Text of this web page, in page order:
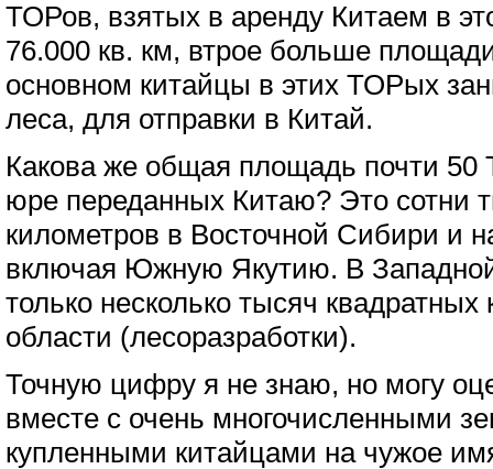
ТОРов, взятых в аренду Китаем в
76.000 кв. км, втрое больше
основном китайцы в этих ТОРых
леса, для отправки в Китай.
Какова же общая площадь почти
юре переданных Китаю? Это сотни
километров в Восточной Сибири и
включая Южную Якутию. В
только несколько тысяч
области (лесоразработки).
Точную цифру я не знаю, но могу
вместе с очень многочисленными
купленными китайцами на чужое